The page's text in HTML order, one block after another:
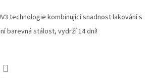
technologie kombinující snadnost lakování s
barevná stálost, vydrží 14 dní!